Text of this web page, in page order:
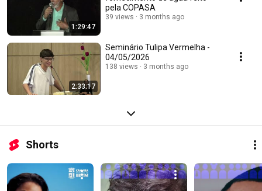
1:29:47
pela COPASA
39 views 3 months ago
2:33:17
Seminário Tulipa Vermelha -
04/05/2026
138 views 3 months ago
Shorts